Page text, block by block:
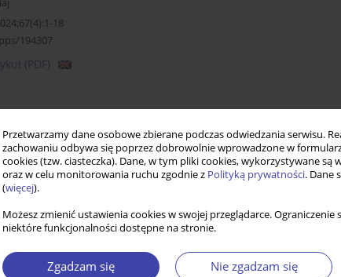
Przetwarzamy dane osobowe zbierane podczas odwiedzania serwisu.
zachowaniu odbywa się poprzez dobrowolnie wprowadzone w
cookies (tzw. ciasteczka). Dane, w tym pliki cookies, wykorzystywane
oraz w celu monitorowania ruchu zgodnie z Polityką prywatności. Dane
(więcej).
Możesz zmienić ustawienia cookies w swojej przeglądarce.
niektóre funkcjonalności dostępne na stronie.
Zgadzam się Nie zgadzam się
18
194307
(PDF)